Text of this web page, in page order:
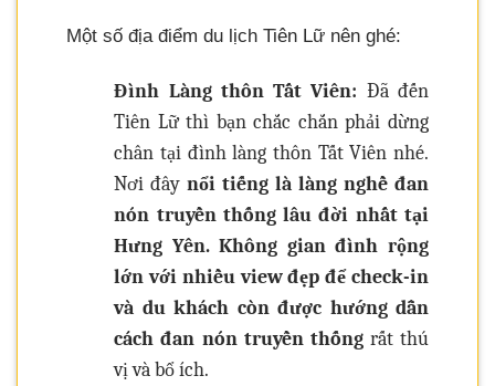
Một số địa điểm du lịch Tiên Lữ nên ghé:
Đình Làng thôn Tất Viên: Đã đến
Tiên Lữ thì bạn chắc chắn phải dừng
chân tại đình làng thôn Tất Viên nhé.
Nơi đâynổi tiếng là làng nghề đan
nón truyền thống lâu đời nhất tại
Hưng Yên. Không gian đình rộng
lớn với nhiều view đẹp để check-in
và du khách còn được hướng dẫn
cách đan nón truyền thốngrất thú
vị và bổ ích.